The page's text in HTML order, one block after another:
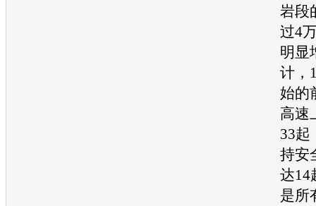
岩段
过4
明显
计，
始的
高速
33起
持安
达14
是所